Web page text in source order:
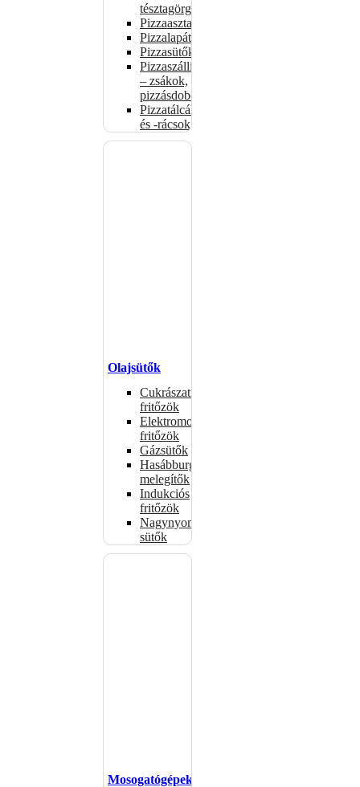
tésztagörgők
Pizzaasztalok
Pizzalapátok
Pizzasütők
Pizzaszállítás
– zsákok,
pizzásdobozok
Pizzatálcák
és -rácsok
Olajsütők
Cukrászati
fritőzök
Elektromos
fritőzök
Gázsütők
Hasábburgonya
melegítők
Indukciós
fritőzök
Nagynyomású
sütők
Mosogatógépek,